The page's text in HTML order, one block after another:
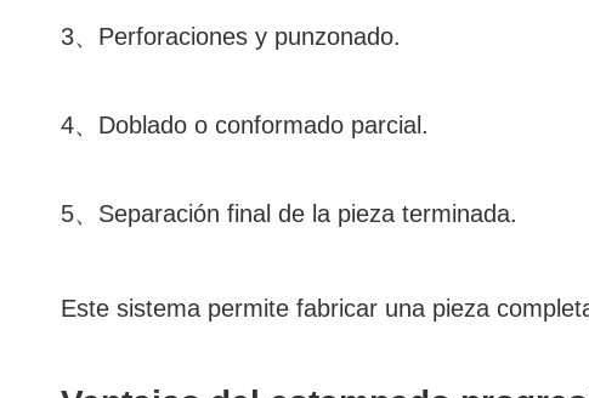
3、Perforaciones y punzonado.
4、Doblado o conformado parcial.
5、Separación final de la pieza terminada.
Este sistema permite fabricar una pieza